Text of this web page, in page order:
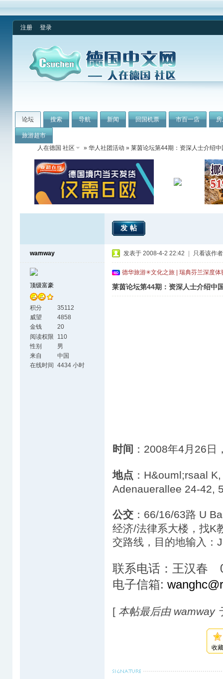
注册 登录
论坛 搜索 导航 新闻 回国机票 市百一店
旅游超市
人在德国 社区
» 华人社团活动 » 莱茵论坛第44期：资深人士介绍
发帖
wamway
顶级富豪
积分
35112
威望
4858
金钱
20
阅读权限
110
性别
男
来自
中国
在线时间
4434 小时
发表于 2008-4-2 22:42 只看该作者
德华旅游✳文化之旅 | 瑞典芬兰深度
莱茵论坛第44期：资深人士介绍中
时间 ：2008年4月26日
地点 ：H&ouml;rsaal
Adenauerallee 24-42,
公交 ：66/16/63路 U
经济/法律系大楼，找K
交路线，目的地输入：
联系电话： 王汉春
电子信箱:
[ 本帖最后由 wamway
收